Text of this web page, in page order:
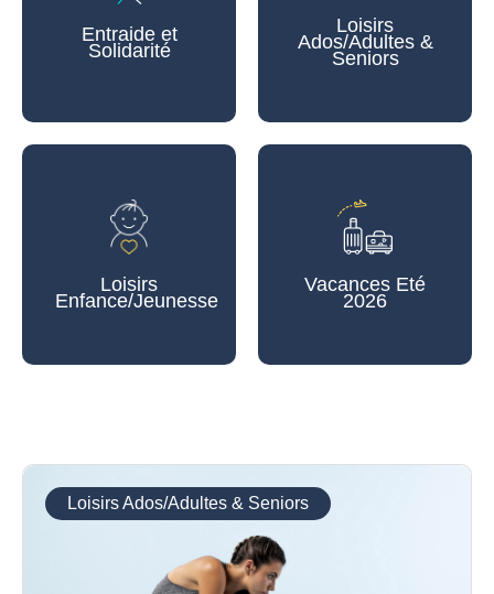
Entraide et
Solidarité
Loisirs
Ados/Adultes &
Seniors
Loisirs
Enfance/Jeunesse
Vacances Eté
2026
Loisirs Ados/Adultes & Seniors